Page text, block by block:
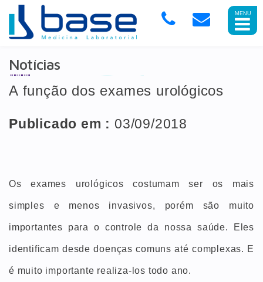
Abrir
Menu
Mobile
Notícias
A função dos exames urológicos
Publicado em : 03/09/2018
Os exames urológicos costumam ser os mais
simples e menos invasivos, porém são muito
importantes para o controle da nossa saúde. Eles
identificam desde doenças comuns até complexas. E
é muito importante realiza-los todo ano.